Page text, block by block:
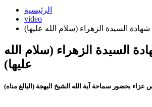
الرئيسية
video
السيدة الزهراء (سلام الله عليها)
السيدة الزهراء (سلام الله
عليها)
بحضور سماحة آية الله الشيخ البهجة (البالغ مناه)